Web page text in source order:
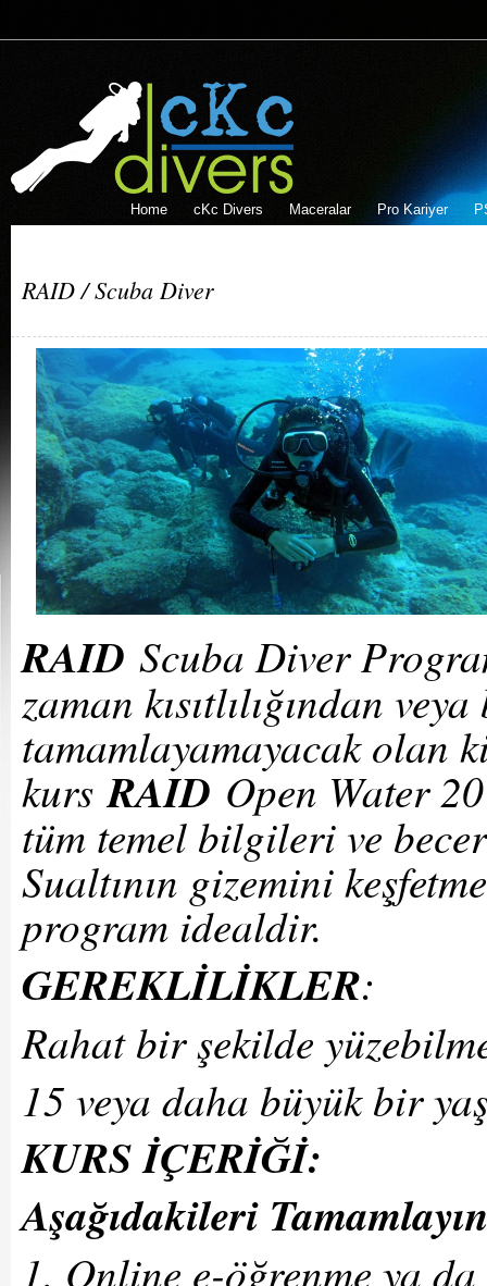
Home cKc Divers Maceralar Pro Kariyer
RAID / Scuba Diver
RAID Scuba Diver
zaman kısıtlılığından
tamamlayamayacak olan
kursRAID Open Water
tüm temel bilgileri ve
Sualtının gizemini
program idealdir.
GEREKLİLİKLER:
Rahat bir şekilde
15 veya daha büyük bir
KURS İÇERİĞİ:
Aşağıdakileri
1. Online e-öğrenme ya